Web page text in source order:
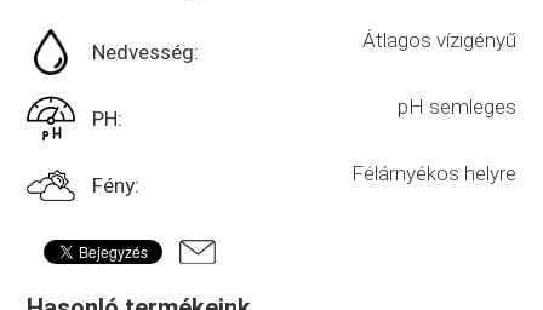
Nedvesség: Átlagos vízigényű
PH: pH semleges
Fény: Félárnyékos helyre